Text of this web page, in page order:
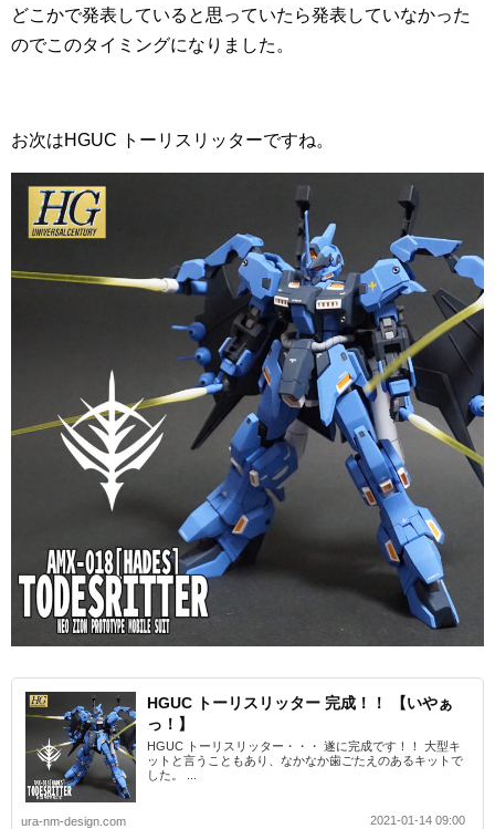
どこかで発表していると思っていたら発表していなかった
のでこのタイミングになりました。
お次はHGUC トーリスリッターですね。
HGUC トーリスリッター 完成！！ 【いやぁ
っ！】
HGUC トーリスリッター・・・ 遂に完成です！！ 大型キ
ットと言うこともあり、なかなか歯ごたえのあるキットで
した。 ...
ura-nm-design.com 2021-01-14 09:00